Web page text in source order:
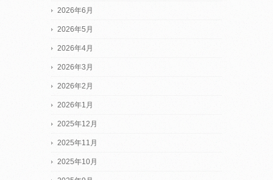
2026年6月
2026年5月
2026年4月
2026年3月
2026年2月
2026年1月
2025年12月
2025年11月
2025年10月